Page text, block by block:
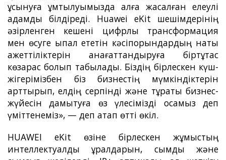
ұсынуға ұмтылуымызда алға жасалған елеулі
қадамды білдіреді. Huawei eKit шешімдерінің
әзірленген кешені цифрлық трансформация
мен өсуге ықпал ететін кәсіпорындардың нақты
қажеттіліктерін қанағаттандыруға біртұтас
көзқарас болып табылады. Біздің бірлескен күш-
жігерімізбен біз бизнестің мүмкіндіктерін
арттырып, елдің серпінді және тұрақты бизнес-
жүйесін дамытуға өз үлесімізді қосамыз деп
үміттенеміз», — деп атап өтті өкіл.
HUAWEI eKit өзіне бірлескен жұмыстың
интеллектуалдық құралдарын, сымды және